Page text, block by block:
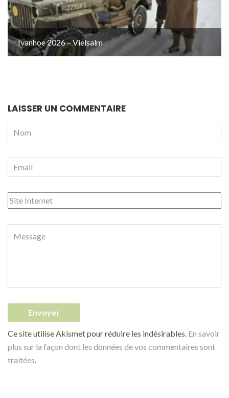
Ivanhoe 2026 – Vielsalm
LAISSER UN COMMENTAIRE
Ce site utilise Akismet pour réduire les indésirables. En savoir
plus sur la façon dont les données de vos commentaires sont
traitées